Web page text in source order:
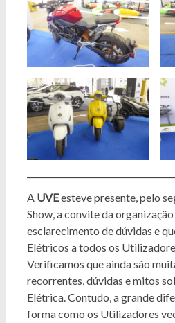
A UVEesteve presente, pelo
Show, a convite da
esclarecimento de dúvidas e
Elétricos a todos os
Verificamos que ainda são
recorrentes, dúvidas e mitos
Elétrica. Contudo, a grande
forma como os Utilizadores